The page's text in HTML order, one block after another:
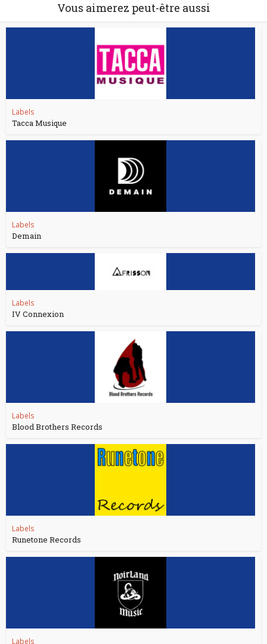
Vous aimerez peut-être aussi
Labels
Tacca Musique
Labels
Demain
Labels
IV Connexion
Labels
Blood Brothers Records
Labels
Runetone Records
Labels